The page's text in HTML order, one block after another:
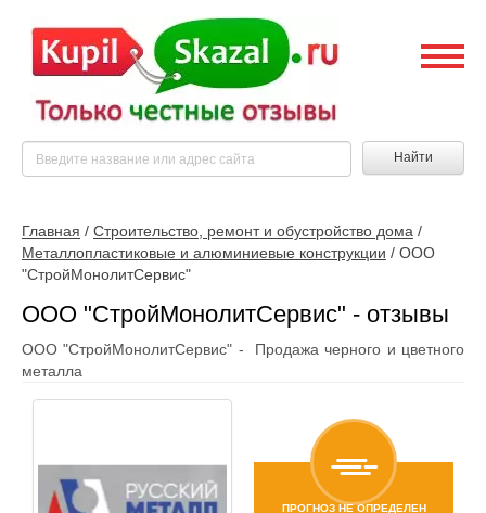
Найти
Главная / Строительство, ремонт и обустройство дома /
Металлопластиковые и алюминиевые конструкции / ООО
"СтройМонолитСервис"
ООО "СтройМонолитСервис" - отзывы
ООО "СтройМонолитСервис" - Продажа черного и цветного
металла
ПРОГНОЗ НЕ ОПРЕДЕЛЕН